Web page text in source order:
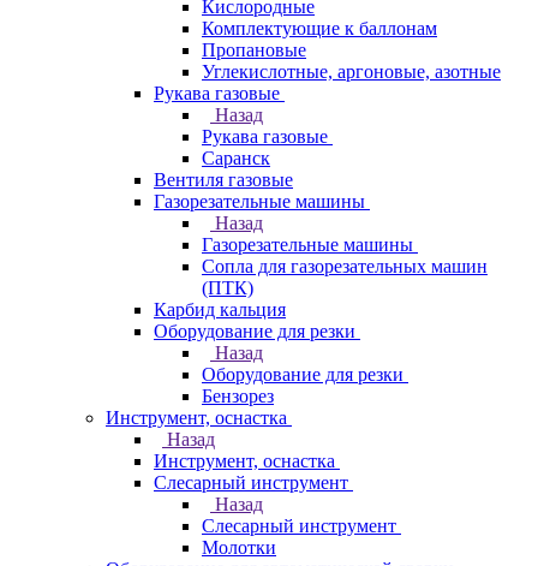
Кислородные
Комплектующие к баллонам
Пропановые
Углекислотные, аргоновые, азотные
Рукава газовые
Назад
Рукава газовые
Саранск
Вентиля газовые
Газорезательные машины
Назад
Газорезательные машины
Сопла для газорезательных машин
(ПТК)
Карбид кальция
Оборудование для резки
Назад
Оборудование для резки
Бензорез
Инструмент, оснастка
Назад
Инструмент, оснастка
Слесарный инструмент
Назад
Слесарный инструмент
Молотки